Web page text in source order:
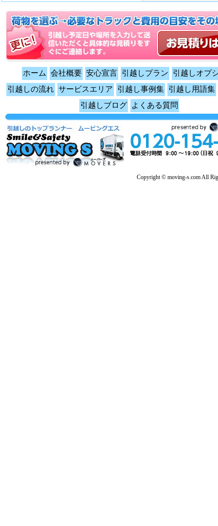
ホーム 会社概要 安心宣言 引越しプラン
引越しオプ
引越しの流れ サービスエリア 引越し事例集 引越し用語集
引越しブログ
よくある質問
Copyright © moving-s.com All